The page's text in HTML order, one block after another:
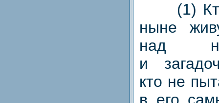
(1) Кто
ныне
над
и
кто не